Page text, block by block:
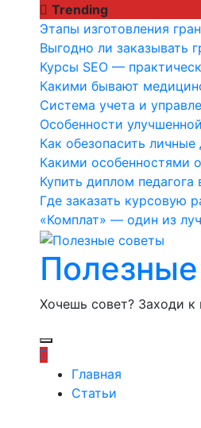
Перейти
содержимому
Trending
Этапы изготовления
Выгодно ли заказывать
Курсы SEO —
Какими бывают
Система учета и
Особенности
Как обезопасить
Какими особенностями
Купить диплом педагога
Где заказать курсовую
«Комплат» — один из
Хочешь совет? Заходи к
Главная
Статьи